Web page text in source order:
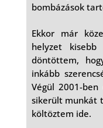
bombázások
Ekkor már
helyzet kisebb
döntöttem,
inkább
Végül 2001-
sikerült munkát
költöztem ide.